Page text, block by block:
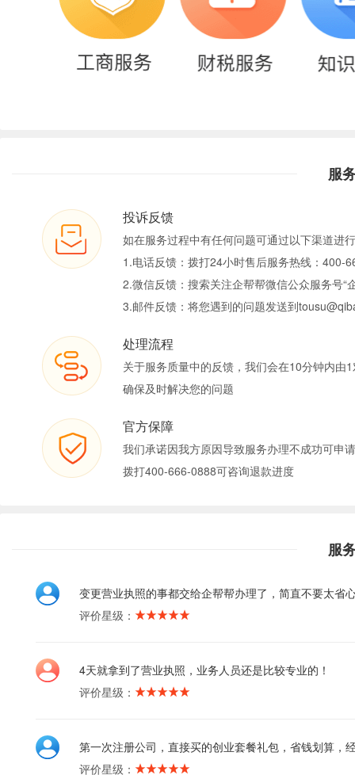
服
投诉反馈
如在服务过程中有任何问题可通过以下渠道进
1.电话反馈：拨打24小时售后服务热线：400-
2.微信反馈：搜索关注企帮帮微信公众服务号“
3.邮件反馈：将您遇到的问题发送到
处理流程
关于服务质量中的反馈，我们会在10分钟内由
确保及时解决您的问题
官方保障
我们承诺因我方原因导致服务办理不成功可申
拨打400-666-0888可咨询退款进度
服
变更营业执照的事都交给企帮帮办理了，简直不要太省
评价星级：
4天就拿到了营业执照，业务人员还是比较专业的！
评价星级：
第一次注册公司，直接买的创业套餐礼包，省钱划算，
评价星级：